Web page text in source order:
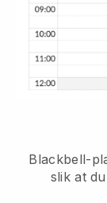
Blackbell-
slik at